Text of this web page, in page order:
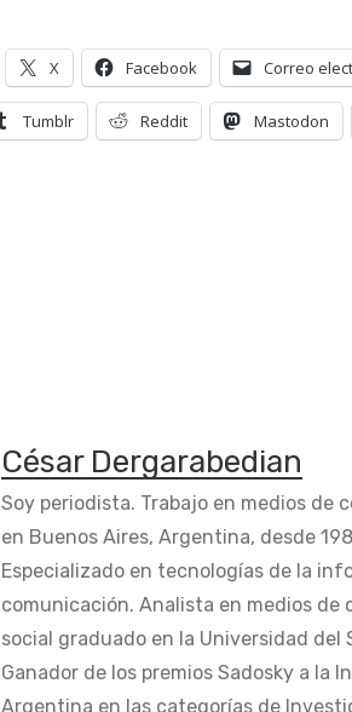
X Facebook Correo
Tumblr Reddit Mastodon
César Dergarabedian
Soy periodista. Trabajo en medios de
en Buenos Aires, Argentina, desde
Especializado en tecnologías de la
comunicación. Analista en medios de
social graduado en la Universidad del
Ganador de los premios Sadosky a la
Argentina en las categorías de